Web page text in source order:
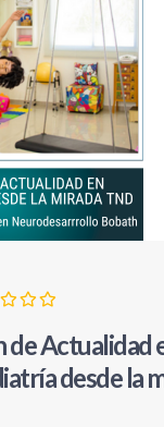
de Actualidad
desde la